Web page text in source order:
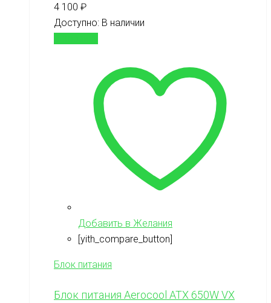
4 100 ₽
Доступно: В наличии
Добавить в Желания
[yith_compare_button]
Блок питания
Блок питания Aerocool ATX 650W VX